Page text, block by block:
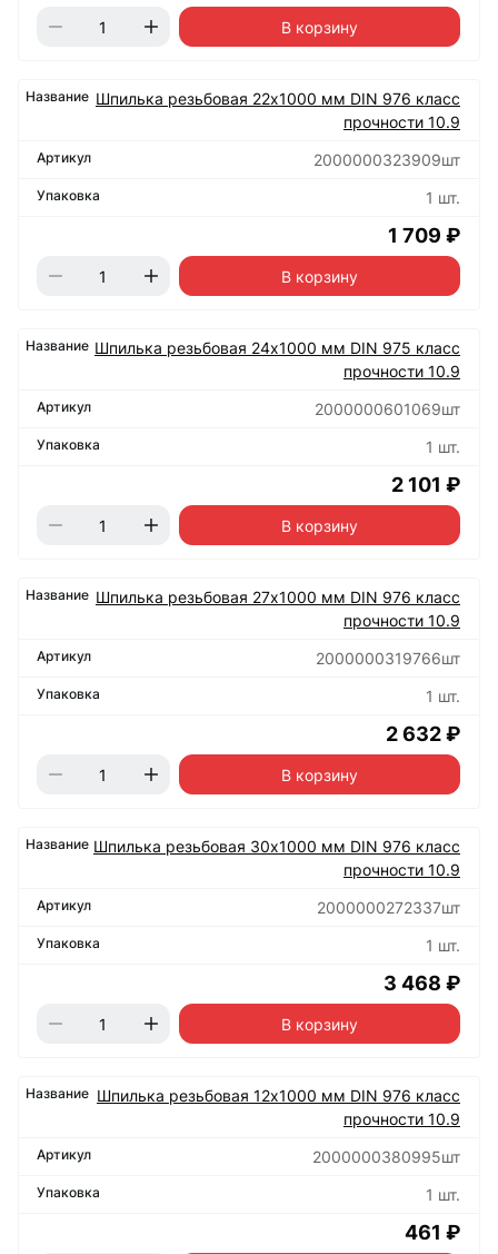
В корзину
Шпилька резьбовая 22х1000 мм DIN 976 класс
прочности 10.9
2000000323909шт
1 шт.
1 709 ₽
В корзину
Шпилька резьбовая 24х1000 мм DIN 975 класс
прочности 10.9
2000000601069шт
1 шт.
2 101 ₽
В корзину
Шпилька резьбовая 27х1000 мм DIN 976 класс
прочности 10.9
2000000319766шт
1 шт.
2 632 ₽
В корзину
Шпилька резьбовая 30х1000 мм DIN 976 класс
прочности 10.9
2000000272337шт
1 шт.
3 468 ₽
В корзину
Шпилька резьбовая 12х1000 мм DIN 976 класс
прочности 10.9
2000000380995шт
1 шт.
461 ₽